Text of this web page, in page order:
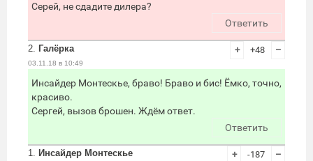
Серей, не сдадите дилера?
Ответить
2. Галёрка
03.11.18 в 10:49
+ +48 –
Инсайдер Монтескье, браво! Браво и бис! Ёмко, точно,
красиво.
Сергей, вызов брошен. Ждём ответ.
Ответить
1. Инсайдер Монтескье + -187 –